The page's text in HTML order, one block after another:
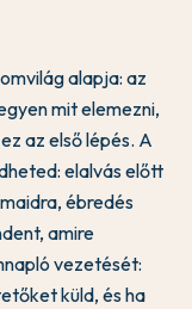
alapja: az
mit elemezni,
az első lépés. A
elalvás előtt
ébredés
amire
vezetését:
küld, és ha